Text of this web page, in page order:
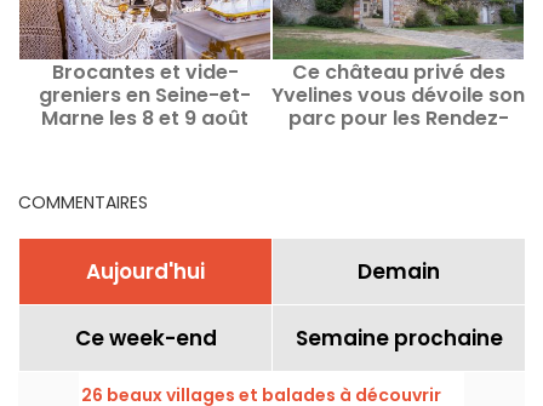
Brocantes et vide-
greniers en Seine-et-
Marne les 8 et 9 août
Ce château privé des
Yvelines vous dévoile son
parc pour les Rendez-
COMMENTAIRES
Aujourd'hui Demain
Ce week-end Semaine prochaine
26 beaux villages et balades à découvrir